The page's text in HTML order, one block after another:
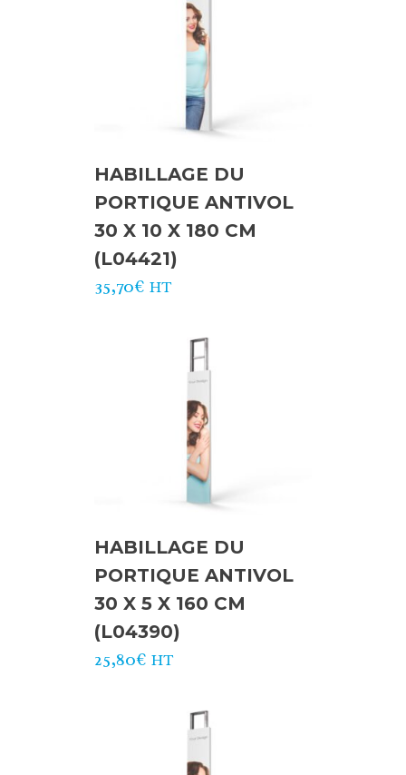
HABILLAGE DU
PORTIQUE ANTIVOL
30 X 10 X 180 CM
(L04421)
35,70€ HT
HABILLAGE DU
PORTIQUE ANTIVOL
30 X 5 X 160 CM
(L04390)
25,80€ HT